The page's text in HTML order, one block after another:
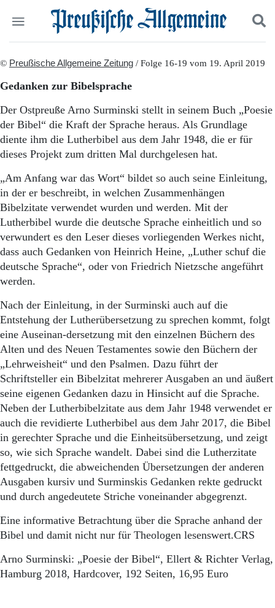
Start
Wer wir sind
Abonnent werden
Abo Prämien
Archiv
Mediadaten
Politik
Wirtschaft
Panorama
Gesellschaft
Leben
Geschichte
Ostpreußen
Pommern
Berlin-Brandenburg
Schlesien
Danzig und Westpreußen
Bücher
Kontakt
Impressum
Datenschutz
Suchen und finden
© Preußische Allgemeine Zeitung / Folge 16-19 vom 19. April 2019
Gedanken zur Bibelsprache
Der Ostpreuße Arno Surminski stellt in seinem Buch „Poesie
der Bibel“ die Kraft der Sprache heraus. Als Grundlage
diente ihm die Lutherbibel aus dem Jahr 1948, die er für
dieses Projekt zum dritten Mal durchgelesen hat.
„Am Anfang war das Wort“ bildet so auch seine Einleitung,
in der er beschreibt, in welchen Zusammenhängen
Bibelzitate verwendet wurden und werden. Mit der
Lutherbibel wurde die deutsche Sprache einheitlich und so
verwundert es den Leser dieses vorliegenden Werkes nicht,
dass auch Gedanken von Heinrich Heine, „Luther schuf die
deutsche Sprache“, oder von Friedrich Nietzsche angeführt
werden.
Nach der Einleitung, in der Surminski auch auf die
Entstehung der Lutherübersetzung zu sprechen kommt, folgt
eine Auseinan-dersetzung mit den einzelnen Büchern des
Alten und des Neuen Testamentes sowie den Büchern der
„Lehrweisheit“ und den Psalmen. Dazu führt der
Schriftsteller ein Bibelzitat mehrerer Ausgaben an und äußert
seine eigenen Gedanken dazu in Hinsicht auf die Sprache.
Neben der Lutherbibelzitate aus dem Jahr 1948 verwendet er
auch die revidierte Lutherbibel aus dem Jahr 2017, die Bibel
in gerechter Sprache und die Einheitsübersetzung, und zeigt
so, wie sich Sprache wandelt. Dabei sind die Lutherzitate
fettgedruckt, die abweichenden Übersetzungen der anderen
Ausgaben kursiv und Surminskis Gedanken rekte gedruckt
und durch angedeutete Striche voneinander abgegrenzt.
Eine informative Betrachtung über die Sprache anhand der
Bibel und damit nicht nur für Theologen lesenswert.CRS
Arno Surminski: „Poesie der Bibel“, Ellert & Richter Verlag,
Hamburg 2018, Hardcover, 192 Seiten, 16,95 Euro